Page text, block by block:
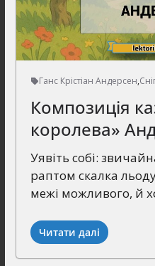
Ганс Крістіан Андерсен,
Композиція
королева»
Уявіть собі:
раптом скалка
межі можливого, й
Читати далі